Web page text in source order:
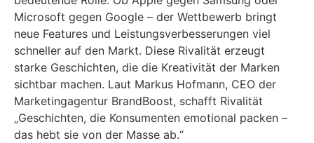
Microsoft gegen Google – der Wettbewerb bringt
neue Features und Leistungsverbesserungen viel
schneller auf den Markt. Diese Rivalität erzeugt
starke Geschichten, die die Kreativität der Marken
sichtbar machen. Laut Markus Hofmann, CEO der
Marketingagentur BrandBoost, schafft Rivalität
„Geschichten, die Konsumenten emotional packen –
das hebt sie von der Masse ab.“